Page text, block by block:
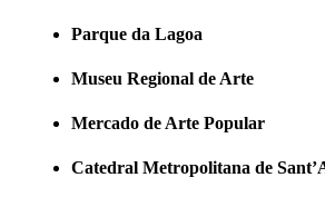
Parque da Lagoa
Museu Regional de Arte
Mercado de Arte Popular
Catedral Metropolitana de